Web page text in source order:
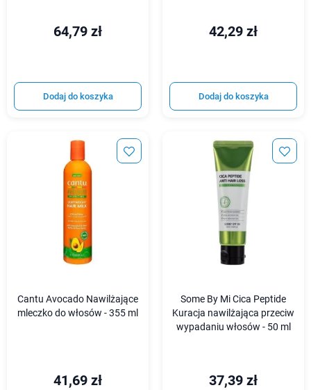
64,79 zł
Dodaj do koszyka
42,29 zł
Dodaj do koszyka
Cantu Avocado Nawilżające
mleczko do włosów - 355 ml
41,69 zł
Some By Mi Cica Peptide
Kuracja nawilżająca przeciw
wypadaniu włosów - 50 ml
37,39 zł